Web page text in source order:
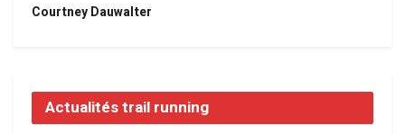
Courtney Dauwalter
Actualités trail running